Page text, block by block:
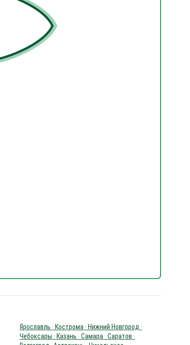
Ярославль · Кострома · Нижний Новгород ·
Чебоксары · Казань · Самара · Саратов ·